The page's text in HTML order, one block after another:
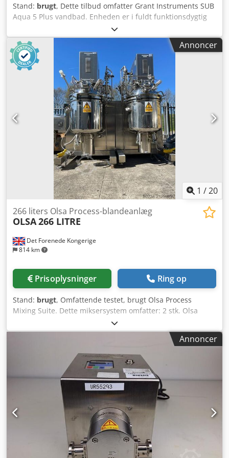
Stand: brugt, Dette tilbud omfatter Grant Instruments SUB
Aqua 5 Plus vandbad. Enheden er i fuldt funktionsdygtig
stand og klar til øjeblikkelig levering. Grant SUB Aqua Pro-
serien består af højkvalitets, ustyrede vandbade designet
til præcis temperaturkontrol i laboratorieanvendelser.
Disse bade er ideelle til opgaver som prøveinkubation,
medieforberedelse og kvalitetskontrol. Nøglefunktioner: -
Stabil kogning via justerbar energiregulator - Konstant
niveau-enhed sikrer stabil drift og jævn væskekonsistens -
Robust, slidstærk konstruktion til daglig laboratoriebrug -
Enkle, intuitive betjeningselementer sikrer hurtig
temperaturindstilling - Drypfrit låg i polykarbonat
medfølger som standard Chjdpoxv A N Dofx Alaja Ideel til: -
Kontinuerlige kogeanvendelser - Industriel og
rutinemæssig laboratoriebrug - Miljøer med høje krav til
gennemløb eller begrænset budget
Annoncer
1 /20
Det Forenede Kongerige
814 km
266 liters Olsa Process-blandeanlæg
OLSA266 LITRE
Prisoplysninger Ring op
Stand: brugt, Omfattende testet, brugt Olsa Process
Mixing Suite. Dette miksersystem omfatter: 2 stk. Olsa
farmaceutisk kvalitets vakuumomrører-
homogenisatorbeholdere i spejlpoleret 316 rustfrit stål.
Fuld hydraulisk hæve/sænke-funktion med elektriske
styretavler, touchscreen PLC-styring, CIP-pumper,
membranpumper til udtømning af produkt, begge
beholdere placeret på vægtcellesystem. Manualer og
tegninger medfølger. Teknisk specifikation for hver
hovedprocesbeholder nedenfor. Beholder 1:
Bruttokapacitet 266L, fuld skrabet væg 2,2 kW
ankeromrører, kontraroterende omrører 1,1 kW,
bundmonteret højhastighedshomogenisator 7,5 kW.
Beholder er klassificeret til 2,5 bar samt fuldt vakuum ved
155 °C. Kappe 4,5 bar / 155 °C. CIP-system. 150 mm
Annoncer